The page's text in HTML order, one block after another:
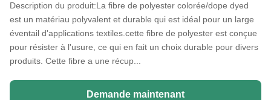
Description du produit:La fibre de polyester colorée/dope dyed
est un matériau polyvalent et durable qui est idéal pour un large
éventail d'applications textiles.cette fibre de polyester est conçue
pour résister à l'usure, ce qui en fait un choix durable pour divers
produits. Cette fibre a une récup...
Demande maintenant